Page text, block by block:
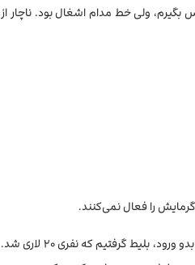
ولی خط مدام اشغال بود. ناچار از
را فعال نمی‌کنند.
بعد از صرف صبحانه، حوالی ساعت یازده با یاندکس راهی باغ گیاه‌شناسی باتومی شدیم. کرایه تاکسی ۱۷ لاری شد. در بدو ورود، بلیط گرفتیم که نفری ۲۰ لاری شد.